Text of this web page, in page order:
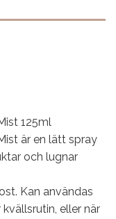
125ml
är en lätt spray
och lugnar
Kan användas
eller när